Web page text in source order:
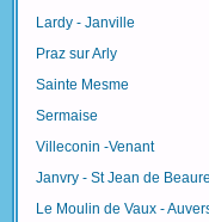
Lardy - Janville
Praz sur Arly
Sainte Mesme
Sermaise
Villeconin -Venant
Janvry - St Jean de
Le Moulin de Vaux -